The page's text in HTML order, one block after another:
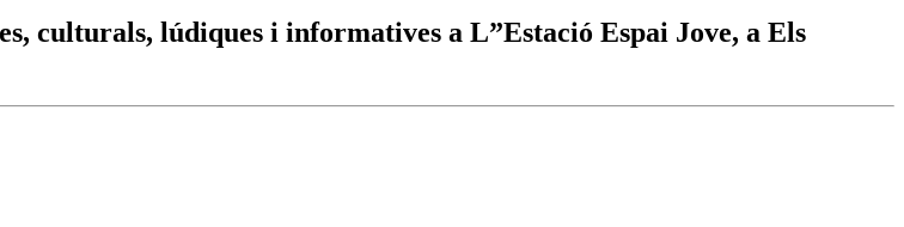
culturals, lúdiques i informatives a L”Estació Espai Jove, a Els